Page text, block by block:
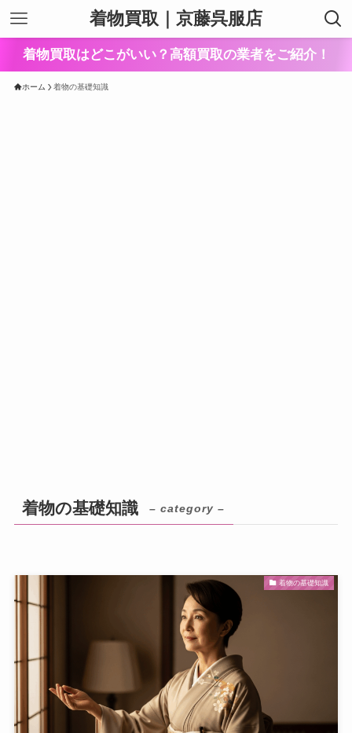
着物買取｜京藤呉服店
着物買取はどこがいい？高額買取の業者をご紹介！
ホーム 着物の基礎知識
着物の基礎知識 – category –
着物の基礎知識